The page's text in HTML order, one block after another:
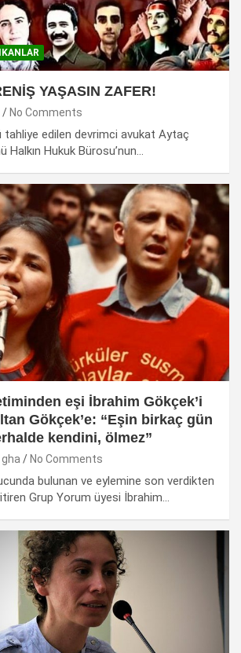
YAŞASIN ZAFER!
No Comments
tahliye edilen devrimci avukat Aytaç
Halkın Hukuk Bürosu’nun…
eşi İbrahim Gökçek’i
Gökçek’e: “Eşin birkaç gün
kendini, ölmez”
gha No Comments
bulunan ve eylemine son verdikten
Grup Yorum üyesi İbrahim…